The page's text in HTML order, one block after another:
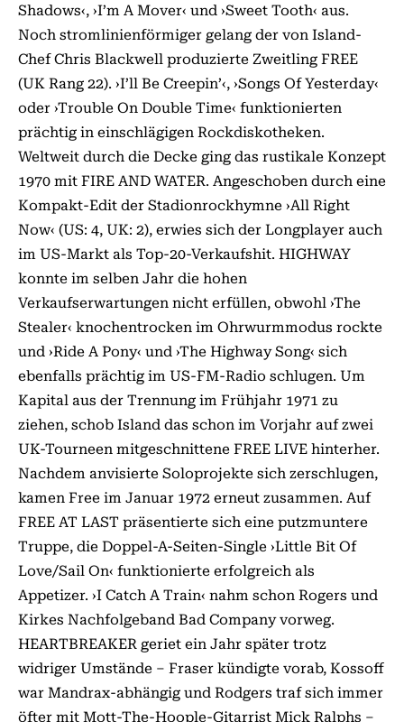
Shadows‹, ›I’m A Mover‹ und ›Sweet Tooth‹ aus.
Noch stromlinienförmiger gelang der von Island-
Chef Chris Blackwell produzierte Zweitling FREE
(UK Rang 22). ›I’ll Be Creepin’‹, ›Songs Of Yesterday‹
oder ›Trouble On Double Time‹ funktionierten
prächtig in einschlägigen Rockdiskotheken.
Weltweit durch die Decke ging das rustikale Konzept
1970 mit FIRE AND WATER. Angeschoben durch eine
Kompakt-Edit der Stadionrockhymne ›All Right
Now‹ (US: 4, UK: 2), erwies sich der Longplayer auch
im US-Markt als Top-20-Verkaufshit. HIGHWAY
konnte im selben Jahr die hohen
Verkaufserwartungen nicht erfüllen, obwohl ›The
Stealer‹ knochentrocken im Ohrwurmmodus rockte
und ›Ride A Pony‹ und ›The Highway Song‹ sich
ebenfalls prächtig im US-FM-Radio schlugen. Um
Kapital aus der Trennung im Frühjahr 1971 zu
ziehen, schob Island das schon im Vorjahr auf zwei
UK-Tourneen mitgeschnittene FREE LIVE hinterher.
Nachdem anvisierte Soloprojekte sich zerschlugen,
kamen Free im Januar 1972 erneut zusammen. Auf
FREE AT LAST präsentierte sich eine putzmuntere
Truppe, die Doppel-A-Seiten-Single ›Little Bit Of
Love/Sail On‹ funktionierte erfolgreich als
Appetizer. ›I Catch A Train‹ nahm schon Rogers und
Kirkes Nachfolgeband Bad Company vorweg.
HEARTBREAKER geriet ein Jahr später trotz
widriger Umstände – Fraser kündigte vorab, Kossoff
war Mandrax-abhängig und Rodgers traf sich immer
öfter mit Mott-The-Hoople-Gitarrist Mick Ralphs –